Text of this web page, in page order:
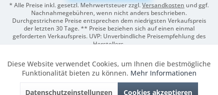
* Alle Preise inkl. gesetzl. Mehrwertsteuer zzgl.Versandkosten und ggf.
Nachnahmegebühren, wenn nicht anders beschrieben.
Durchgestrichene Preise entsprechen dem niedrigsten Verkaufspreis
der letzten 30 Tage. ** Preise beziehen sich auf einen einmal
geforderten Verkaufspreis. UVP: Unverbindliche Preisempfehlung des
Herstellers.
Funktionale Aktiv
Diese Website verwendet Cookies, um Ihnen die bestmögliche
Funktionalität bieten zu können. Mehr Informationen
Datenschutzeinstellungen Cookies akzeptieren